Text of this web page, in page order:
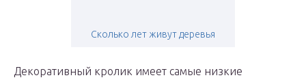
Сколько лет живут деревья
Декоративный кролик имеет самые низкие